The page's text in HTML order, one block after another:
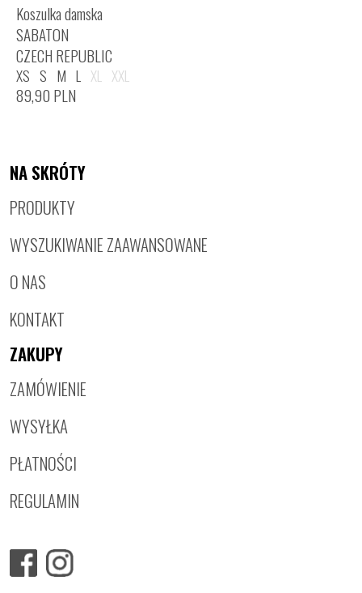
Koszulka damska
SABATON
CZECH REPUBLIC
XS S M L XL XXL
89,90 PLN
NA SKRÓTY
PRODUKTY
WYSZUKIWANIE ZAAWANSOWANE
O NAS
KONTAKT
ZAKUPY
ZAMÓWIENIE
WYSYŁKA
PŁATNOŚCI
REGULAMIN